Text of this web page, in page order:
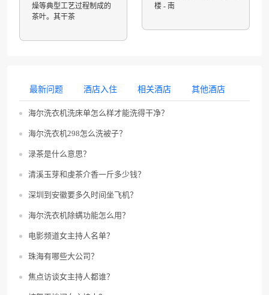
燥等典型工艺过程制成的
茶叶。其干茶
楼 - 南
最新问题 酒店入住 相关酒店 其他酒店
海尔洗衣机洗床单怎么样才能洗得干净？
海尔洗衣机298怎么洗被子？
渌茶是什么意思？
清溪玉芽和虔茶介香一斤多少钱？
深圳到安徽要多久时间坐飞机？
海尔洗衣机除螨功能怎么用？
电影频道女主持人名单？
珠海有哪些大公司？
焦点访谈女主持人都谁？